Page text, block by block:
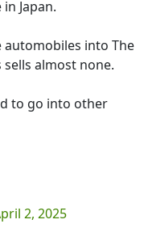
Japan.
automobiles into The
almost none.
to go into other
2, 2025